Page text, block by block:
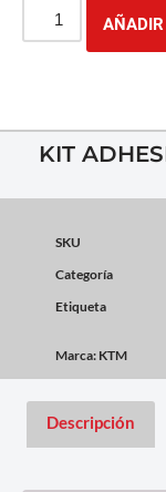
KIT
SKU
Categoría
Etiqueta
Marca: KTM
Descripción